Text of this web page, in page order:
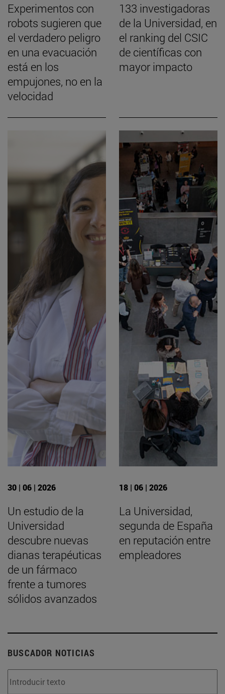
Experimentos con
robots sugieren que
el verdadero peligro
en una evacuación
está en los
empujones, no en la
velocidad
133 investigadoras
de la Universidad, en
el ranking del CSIC
de científicas con
mayor impacto
30 | 06 | 2026
Un estudio de la
Universidad
descubre nuevas
dianas terapéuticas
de un fármaco
frente a tumores
sólidos avanzados
18 | 06 | 2026
La Universidad,
segunda de España
en reputación entre
empleadores
BUSCADOR NOTICIAS